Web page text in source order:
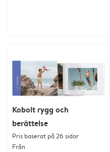
Kobolt rygg och
berättelse
Pris baserat på 26 sidor
Från